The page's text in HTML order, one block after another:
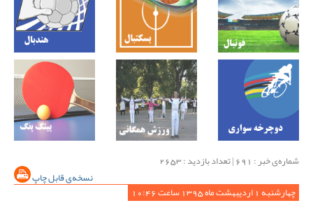
شماره‌ی خبر : ‌691 | تعداد بازدید : 2653
نسخه‌ی قابل چاپ
چهارشنبه 1 اردیبهشت ماه 1395 ساعت 10:46